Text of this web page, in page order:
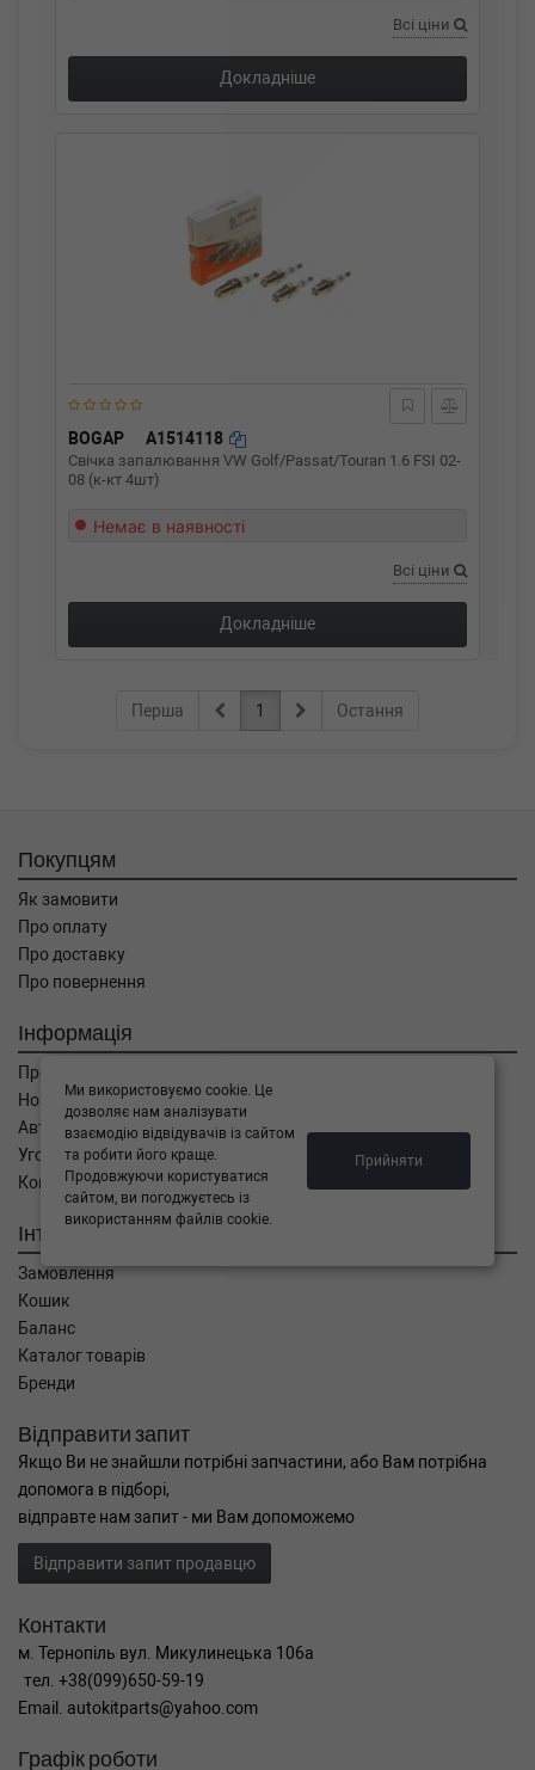
Всі ціни
Докладніше
BOGAP A1514118
Свічка запалювання VW Golf/Passat/Touran 1.6 FSI 02-
08 (к-кт 4шт)
Немає в наявності
Всі ціни
Докладніше
Перша 1 Остання
Покупцям
Як замовити
Про оплату
Про доставку
Про повернення
Інформація
Про компанію
Новини
Автоблог
Угода користувача
Контакти
Інтернет магазин
Замовлення
Кошик
Баланс
Каталог товарів
Бренди
Відправити запит
Якщо Ви не знайшли потрібні запчастини, або Вам потрібна
допомога в підборі,
відправте нам запит - ми Вам допоможемо
Відправити запит продавцю
Контакти
м. Тернопіль вул. Микулинецька 106а
тел. +38(099)650-59-19
Email. autokitparts@yahoo.com
Графік роботи
Ми використовуємо cookie. Це
дозволяє нам аналізувати
взаємодію відвідувачів із сайтом
та робити його краще.
Продовжуючи користуватися
сайтом, ви погоджуєтесь із
використанням файлів cookie.
Прийняти